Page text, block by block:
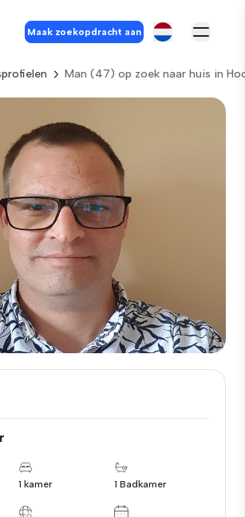
Maak zoekopdracht aan
Man (47) op zoek naar huis in
1 kamer 1 Badkamer